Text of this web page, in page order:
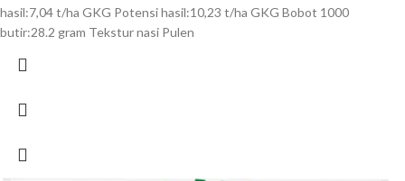
hasil:7,04 t/ha GKG Potensi hasil:10,23 t/ha GKG Bobot 1000
butir:28.2 gram Tekstur nasi Pulen